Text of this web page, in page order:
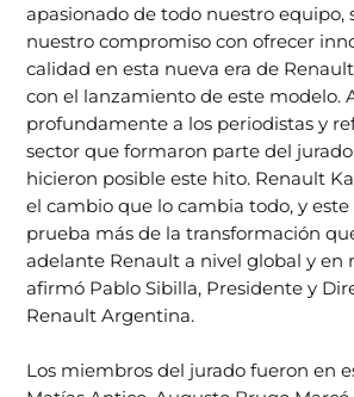
apasionado de todo nuestro equipo,
nuestro compromiso con ofrecer
calidad en esta nueva era de
con el lanzamiento de este modelo.
profundamente a los periodistas y
sector que formaron parte del
hicieron posible este hito. Renault
el cambio que lo cambia todo, y
prueba más de la transformación
adelante Renault a nivel global y en
afirmó Pablo Sibilla, Presidente y
Renault Argentina.
Los miembros del jurado fueron en